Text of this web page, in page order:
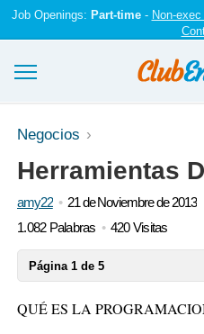
Job Openings: Part-time- Non-
Ensayos y trabajos
Registrarse
Iniciar sesión
Negocios
Herramientas
amy22
21 de Noviembre de 2013
1.082 Palabras
420 Visitas
Página 1 de 5
QUÉ ES LA